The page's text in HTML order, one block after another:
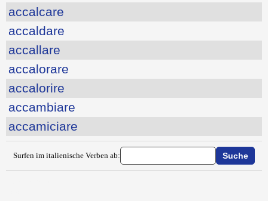
accalcare
accaldare
accallare
accalorare
accalorire
accambiare
accamiciare
Surfen im italienische Verben ab: